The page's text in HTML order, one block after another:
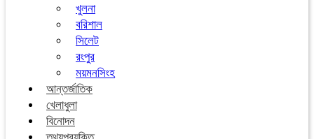
খুলনা
বরিশাল
সিলেট
রংপুর
ময়মনসিংহ
আন্তর্জাতিক
খেলাধুলা
বিনোদন